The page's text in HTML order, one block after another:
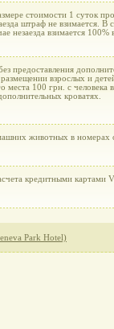
стоимости 1 суток
штраф не взимается. В
незаезда взимается
предоставления
взрослых и
места 100 грн. с человека
кроватях.
животных в номерах
кредитными картами
Park Hotel)